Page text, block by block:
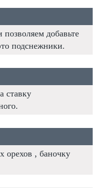
добавьте
подснежники.
ставку
орехов , баночку